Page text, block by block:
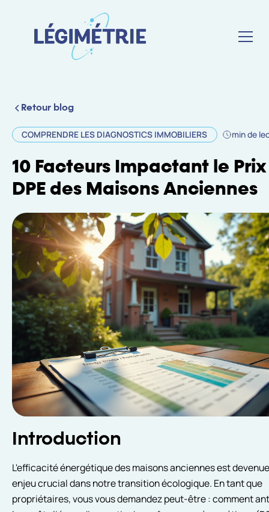
Retour blog
COMPRENDRE LES DIAGNOSTICS IMMOBILIERS min de
10 Facteurs Impactant le Prix
DPE des Maisons Anciennes
Introduction
L'efficacité énergétique des maisons anciennes est
enjeu crucial dans notre transition écologique. En tant que
propriétaires, vous vous demandez peut-être : comment